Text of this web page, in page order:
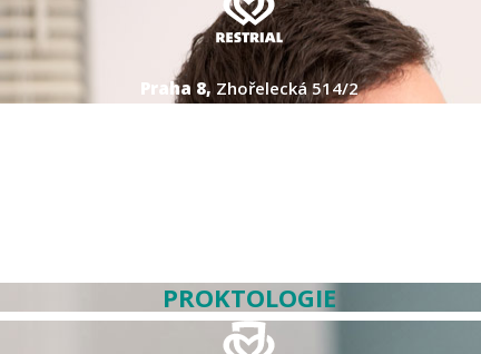
Praha 8, Zhořelecká 514/2
PROKTOLOGIE